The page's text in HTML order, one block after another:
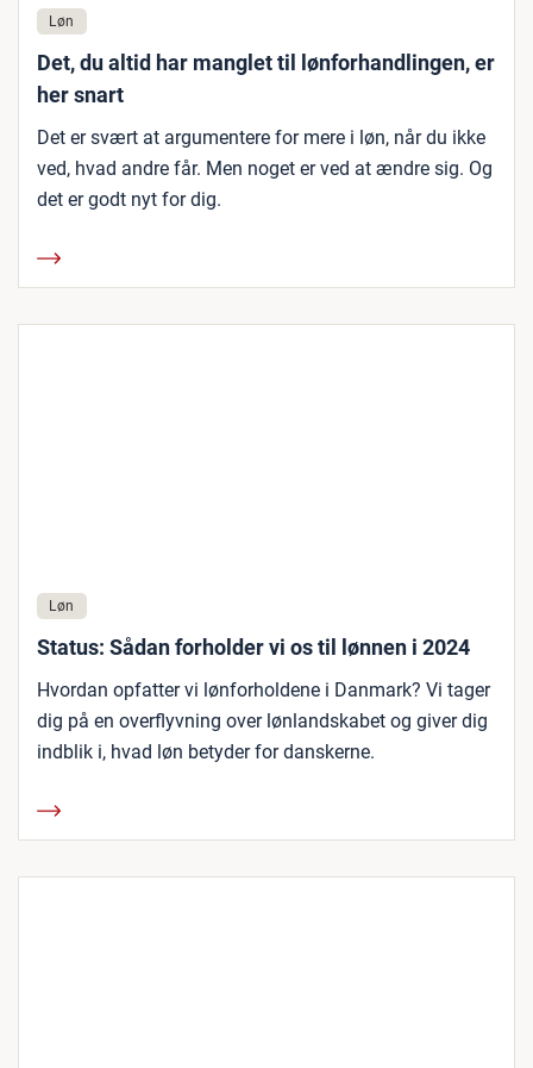
Løn
Det, du altid har manglet til lønforhandlingen, er
her snart
Det er svært at argumentere for mere i løn, når du ikke
ved, hvad andre får. Men noget er ved at ændre sig. Og
det er godt nyt for dig.
Løn
Status: Sådan forholder vi os til lønnen i 2024
Hvordan opfatter vi lønforholdene i Danmark? Vi tager
dig på en overflyvning over lønlandskabet og giver dig
indblik i, hvad løn betyder for danskerne.